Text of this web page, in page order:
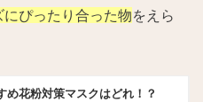
ぴったり合った物をえら
め花粉対策マスクはどれ！？